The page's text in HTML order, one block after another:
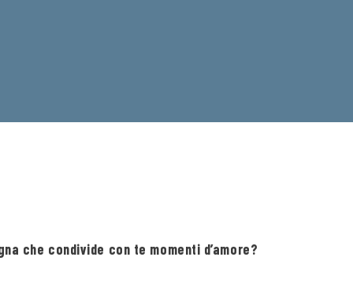
che condivide con te momenti d’amore?